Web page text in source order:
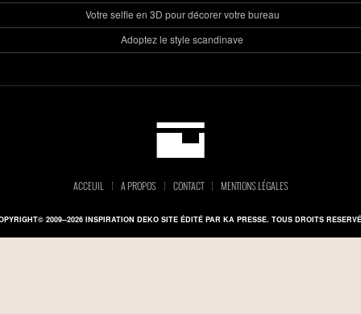
Votre selfie en 3D pour décorer votre bureau
Adoptez le style scandinave
ACCEUIL A PROPOS CONTACT MENTIONS LÉGALES
2009--2026 INSPIRATION DEKO SITE ÉDITÉ PAR KA PRESSE. TOUS DROITS